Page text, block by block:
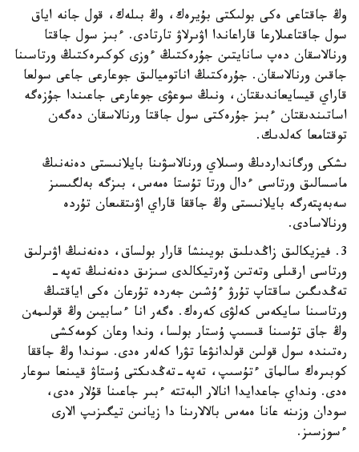
وڭ جاقتاعى ەكى بولىكتى بۇيرەك، وڭ بىلەك، قول جانە اياق
سول جاقتاعىلارعا قاراعاندا اۋىرلاۋ تارتادى. ءبىز سول جاقتا
ورنالاسقان دەپ سانايتىن جۇرەكتىڭ ءوزى كوكىرەكتىڭ ورتاسىنا
جاقىن ورنالاسقان. جۇرەكتىڭ اناتوميالىق جوعارعى جاعى سولعا
قاراي قيسايعاندىقتان، ونىڭ سوعۋى جوعارعى جاعىندا جۇزەگە
اساتىندىقتان ءبىز جۇرەكتى سول جاقتا ورنالاسقان دەگەن
توقتامعا كەلدىك.
ىشكى ورگانداردىڭ وسىلاي ورنالاسۋىنا بايلانىستى دەنەنىڭ
ماسسالىق ورتاسى ءدال ورتا تۇستا ەمەس، بىزگە بەلگىسىز
سەبەپتەرگە بايلانىستى وڭ جاققا قاراي اۋىتقىعان تۇردە
ورنالاسادى.
3. فيزيكالىق زاڭدىلىق بويىنشا قارار بولساق، دەنەنىڭ اۋىرلىق
ورتاسى ارقىلى وتەتىن ۆەرتيكالدى سىزىق دەنەنىڭ تەپە-
تەڭدىگىن ساقتاپ تۇرۋ ءۇشىن جەردە تۇرعان ەكى اياقتىڭ
ورتاسىنا سايكەس كەلۋى كەرەك. ەگەر انا ءسابيىن وڭ قولىمەن
وڭ جاق تۇسىنا قىسىپ ۇستار بولسا، وندا وعان كومەكشى
رەتىندە سول قولىن قولدانۋعا تۋرا كەلەر ەدى. سوندا وڭ جاققا
كوبىرەك سالماق ءتۇسىپ، تەپە-تەڭدىكتى ۇستاۋ قيىنعا سوعار
ەدى. ونداي جاعدايدا انالار البەتتە ءبىر جاعىنا قۇلار ەدى،
سودان وزىنە عانا ەمەس بالالارىنا دا زيانىن تيگىزىپ الارى
ءسوزسىز.